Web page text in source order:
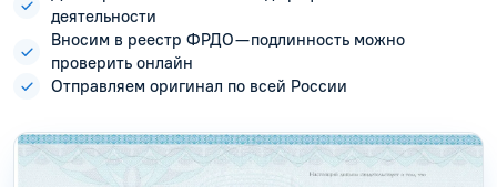
деятельности
Вносим в реестр ФРДО — подлинность можно
проверить онлайн
Отправляем оригинал по всей России